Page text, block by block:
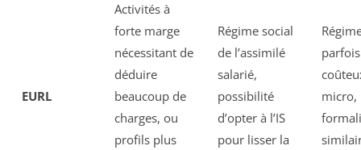
EURL
Activités à
forte marge
nécessitant de
déduire
beaucoup de
charges, ou
profils plus
Régime social
de l’assimilé
salarié,
possibilité
d’opter à l’IS
pour lisser la
micro,